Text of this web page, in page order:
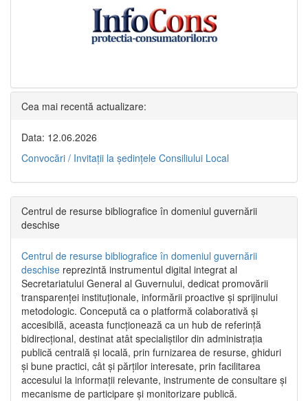
Cea mai recentă actualizare:
Data: 12.06.2026
Convocări / Invitaţii la şedinţele Consiliului Local
Centrul de resurse bibliografice în domeniul guvernării
deschise
Centrul de resurse bibliografice în domeniul guvernării
deschise reprezintă instrumentul digital integrat al
Secretariatului General al Guvernului, dedicat promovării
transparenței instituționale, informării proactive și sprijinului
metodologic. Concepută ca o platformă colaborativă și
accesibilă, aceasta funcționează ca un hub de referință
bidirecțional, destinat atât specialiștilor din administrația
publică centrală și locală, prin furnizarea de resurse, ghiduri
și bune practici, cât și părților interesate, prin facilitarea
accesului la informații relevante, instrumente de consultare și
mecanisme de participare și monitorizare publică.